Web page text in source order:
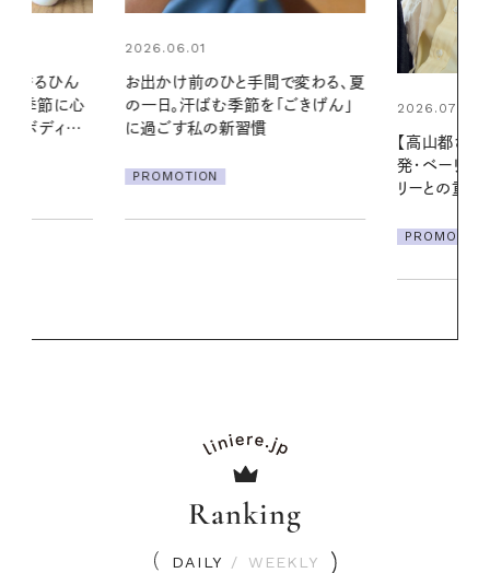
変わる、夏
ごきげん」
2026.07.21
発・ベーリングの腕時計】 アクセサ
リーとの重ねづけも素敵な大人の
2026.07.24
る【大人気の
PROMOTION
Ranking
DAILY / WEEKLY